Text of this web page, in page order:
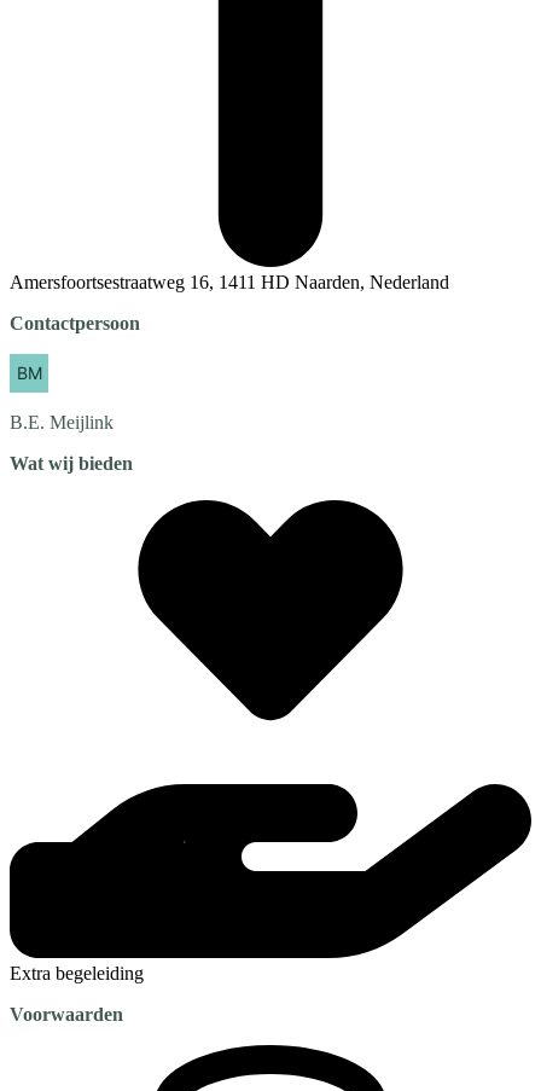
Amersfoortsestraatweg 16, 1411 HD Naarden, Nederland
Contactpersoon
B.E. Meijlink
Wat wij bieden
Extra begeleiding
Voorwaarden